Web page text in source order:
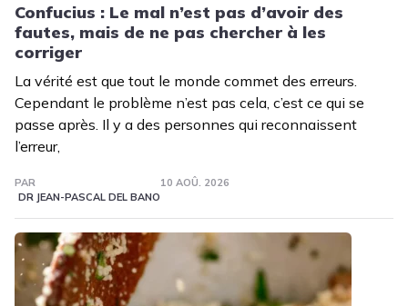
Confucius : Le mal n’est pas d’avoir des
fautes, mais de ne pas chercher à les
corriger
La vérité est que tout le monde commet des erreurs.
Cependant le problème n’est pas cela, c’est ce qui se
passe après. Il y a des personnes qui reconnaissent
l’erreur,
PAR
DR JEAN-PASCAL DEL BANO
10 AOÛ. 2026